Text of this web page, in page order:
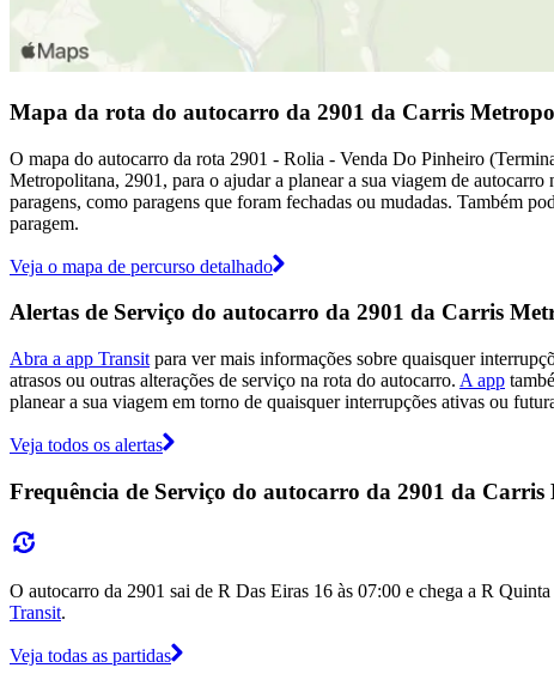
Mapa da rota do autocarro da 2901 da Carris
O mapa do autocarro da rota 2901 - Rolia - Venda Do Pinheiro
Metropolitana, 2901, para o ajudar a planear a sua viagem de
paragens, como paragens que foram fechadas ou mudadas. Também
paragem.
Veja o mapa de percurso detalhado
Alertas de Serviço do autocarro da 2901 da Carris
Abra a app Transit para ver mais informações sobre quaisquer
atrasos ou outras alterações de serviço na rota do autocarro. A app
planear a sua viagem em torno de quaisquer interrupções ativas ou
Veja todos os alertas
Frequência de Serviço do autocarro da 2901 da
O autocarro da 2901 sai de R Das Eiras 16 às 07:00 e chega a R
Transit.
Veja todas as partidas